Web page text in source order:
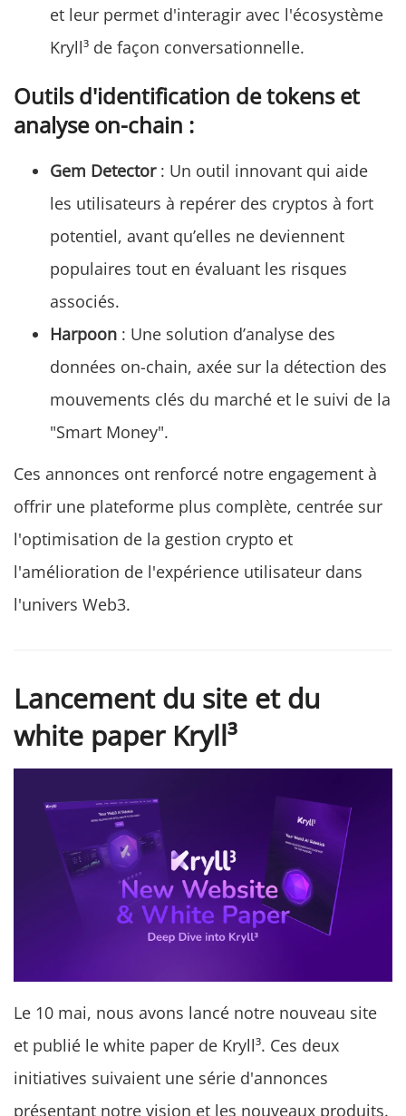
et leur permet d'interagir avec l'écosystème
Kryll³ de façon conversationnelle.
Outils d'identification de tokens et
analyse on-chain :
Gem Detector: Un outil innovant qui aide
les utilisateurs à repérer des cryptos à fort
potentiel, avant qu’elles ne deviennent
populaires tout en évaluant les risques
associés.
Harpoon : Une solution d’analyse des
données on-chain, axée sur la détection des
mouvements clés du marché et le suivi de la
"Smart Money".
Ces annonces ont renforcé notre engagement à
offrir une plateforme plus complète, centrée sur
l'optimisation de la gestion crypto et
l'amélioration de l'expérience utilisateur dans
l'univers Web3.
Lancement du site et du
white paper Kryll³
Le 10 mai, nous avons lancé notre nouveau site
et publié le white paper de Kryll³. Ces deux
initiatives suivaient une série d'annonces
présentant notre vision et les nouveaux produits.